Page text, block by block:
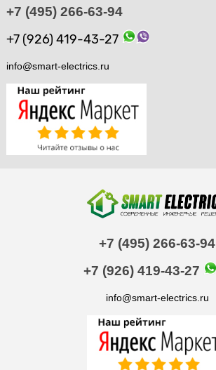
+7 (495) 266-63-94
+7 (926) 419-43-27
info@smart-electrics.ru
+7 (495) 266-63-94
+7 (926) 419-43-27
info@smart-electrics.ru